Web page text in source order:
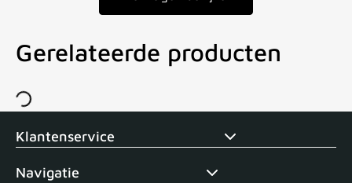
Gerelateerde producten
Voor 15uur besteld, zelfde dag verstuurd Echte winkel +35
Klantenservice
Navigatie